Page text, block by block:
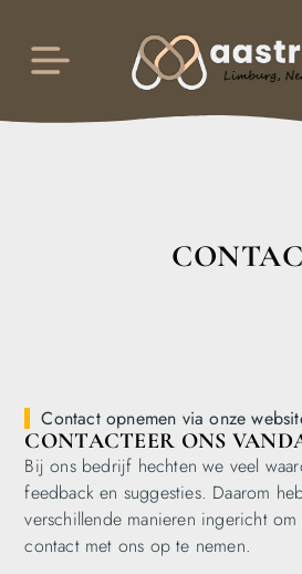
Contact opnemen via onze
CONTACTEER ONS
Bij ons bedrijf hechten we veel
feedback en suggesties. Daarom
verschillende manieren ingericht
contact met ons op te nemen.